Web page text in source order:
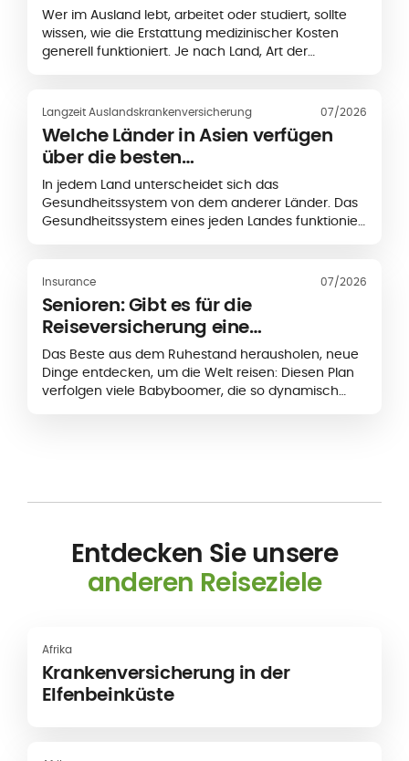
Krankenversicherung?
Wer im Ausland lebt, arbeitet oder studiert, sollte
wissen, wie die Erstattung medizinischer Kosten
generell funktioniert. Je nach Land, Art der
zunächst selbst bezahlen und anschließend zur
Erstattung einreichen oder können bei bestimmten
medizinischen Einrichtungen von einer
Direktabrechnung profitieren. So funktionieren
Erstattungen bei einer internationalen
Krankenversicherung.
Langzeit Auslandskrankenversicherung 07/2026
Welche Länder in Asien verfügen
über die besten
Gesundheitssysteme?
In jedem Land unterscheidet sich das
Gesundheitssystem von dem anderer Länder. Das
Gesundheitssystem eines jeden Landes funktioniert
Insurance 07/2026
Senioren: Gibt es für die
Reiseversicherung eine
Altersbegrenzung?
Das Beste aus dem Ruhestand herausholen, neue
Dinge entdecken, um die Welt reisen: Diesen Plan
verfolgen viele Babyboomer, die so dynamisch
Entdecken Sie unsere
anderen Reiseziele
Afrika
Krankenversicherung in der
Elfenbeinküste